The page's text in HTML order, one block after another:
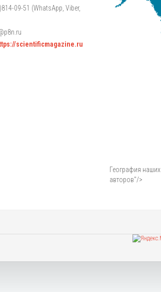
09-51 (WhatsApp, Viber,
scientificmagazine.ru
География наших
авторов"/>